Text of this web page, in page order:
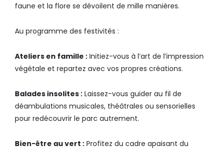
faune et la flore se dévoilent de mille manières.
Au programme des festivités :
Ateliers en famille : Initiez-vous à l’art de l’impression
végétale et repartez avec vos propres créations.
Balades insolites : Laissez-vous guider au fil de
déambulations musicales, théâtrales ou sensorielles
pour redécouvrir le parc autrement.
Bien-être au vert : Profitez du cadre apaisant du